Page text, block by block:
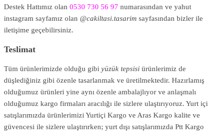
Destek Hattımız olan 0530 730 56 97 numarasından ve yahut
instagram sayfamız olan @cakiltasi.tasarim sayfasından bizler ile
iletişime geçebilirsiniz.
Teslimat
Tüm ürünlerimizde olduğu gibi yüzük tepsisi ürünlerimiz de
düşlediğiniz gibi özenle tasarlanmak ve üretilmektedir. Hazırlamış
olduğumuz ürünleri yine aynı özenle ambalajlıyor ve anlaşmalı
olduğumuz kargo firmaları aracılığı ile sizlere ulaştırıyoruz. Yurt içi
satışlarımızda ürünlerimizi Yurtiçi Kargo ve Aras Kargo kalite ve
güvencesi ile sizlere ulaştırırken; yurt dışı satışlarımızda Ptt Kargo